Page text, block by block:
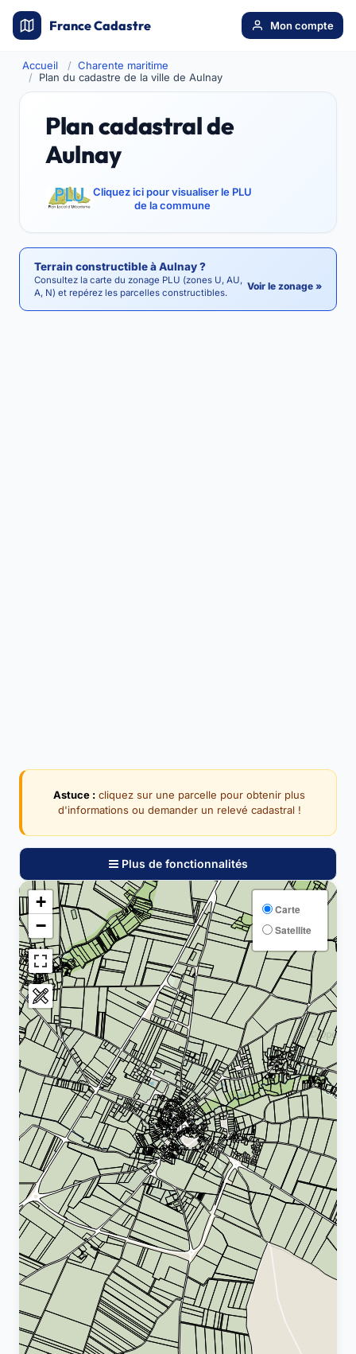
France Cadastre Mon compte
Accueil
Charente maritime
Plan du cadastre de la ville de Aulnay
Plan cadastral de
Aulnay
Cliquez ici pour visualiser le PLU
de la commune
Terrain constructible à Aulnay ?
Consultez la carte du zonage PLU (zones U, AU,
A, N) et repérez les parcelles constructibles.
Voir le zonage »
Astuce : cliquez sur une parcelle pour obtenir plus
d'informations ou demander un relevé cadastral !
Plus de fonctionnalités
+
−
Carte
Satellite